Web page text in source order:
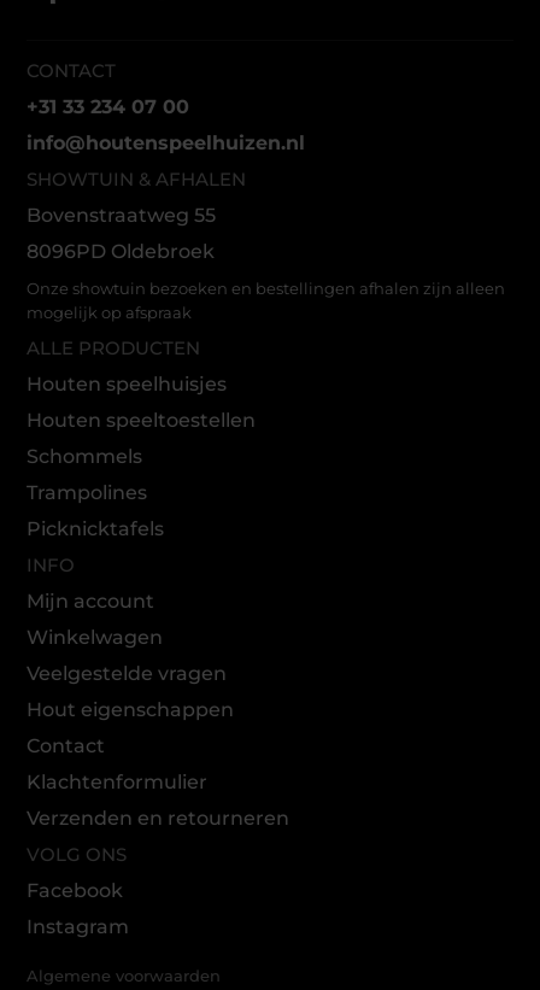
CONTACT
+31 33 234 07 00
info@houtenspeelhuizen.nl
SHOWTUIN & AFHALEN
Bovenstraatweg 55
8096PD Oldebroek
Onze showtuin bezoeken en bestellingen afhalen zijn alleen
mogelijk op afspraak
ALLE PRODUCTEN
Houten speelhuisjes
Houten speeltoestellen
Schommels
Trampolines
Picknicktafels
INFO
Mijn account
Winkelwagen
Veelgestelde vragen
Hout eigenschappen
Contact
Klachtenformulier
Verzenden en retourneren
VOLG ONS
Facebook
Instagram
Algemene voorwaarden